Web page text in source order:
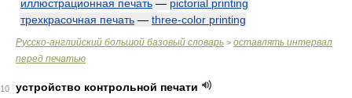
иллюстрационная печать — pictorial printing
трехкрасочная печать — three-color printing
Русско-английский большой базовый словарь > оставлять интервал
перед печатью
10
устройство контрольной печати